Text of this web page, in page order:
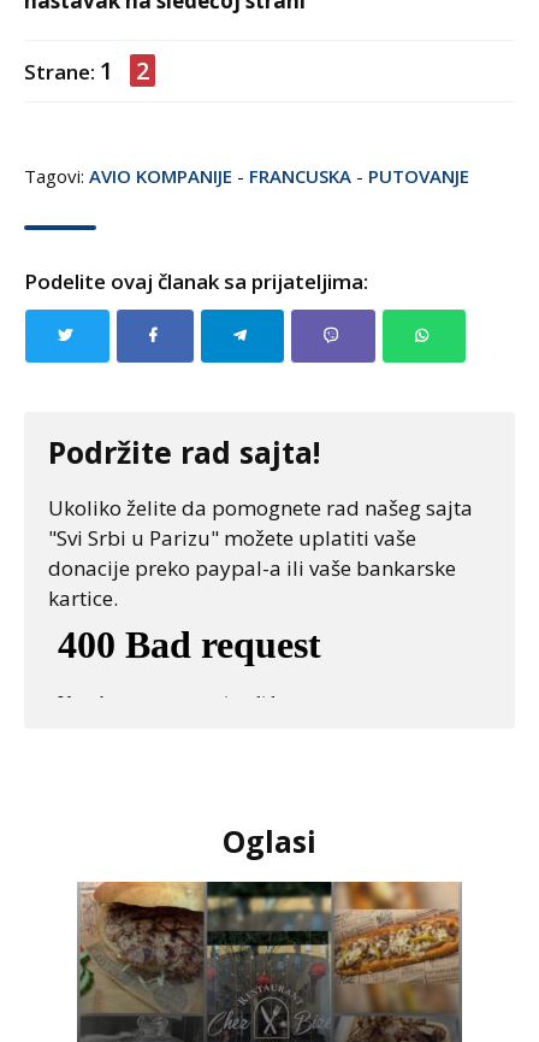
Strane: 1 2
Tagovi: AVIO KOMPANIJE - FRANCUSKA - PUTOVANJE
Podelite ovaj članak sa prijateljima:
Podržite rad sajta!
Ukoliko želite da pomognete rad našeg sajta
"Svi Srbi u Parizu" možete uplatiti vaše
donacije preko paypal-a ili vaše bankarske
kartice.
Oglasi